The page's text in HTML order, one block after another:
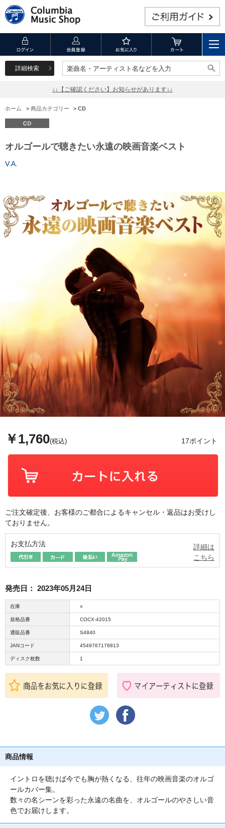
詳細検索 楽曲名・アーティスト名などを入力
楽曲名・アーティスト名などを入力
↓↓【ご確認ください】お知らせがあります↓↓
ホーム > 商品カテゴリー > CD
オルゴールで聴きたい永遠の映画音楽ベスト
V.A.
￥1,760(税込) 17ポイント
ご注文確定後、お客様のご都合によるキャンセル・返品はお受けし
ておりません。
お支払方法
詳細は
こちら
発売日： 2023年05月24日
在庫 ○
規格品番 COCX-42015
通販品番 S4840
JANコード 4549767178813
ディスク枚数 1
商品情報
イントロを聴けば今でも胸が熱くなる、往年の映画音楽のオルゴ
ールカバー集。
数々の名シーンを彩った永遠の名曲を、オルゴールのやさしい音
色でお届けします。